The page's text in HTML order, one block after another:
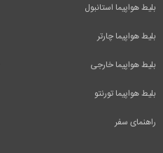
بلیط هواپیما استانبول
بلیط هواپیما چارتر
بلیط هواپیما خارجی
بلیط هواپیما تورنتو
راهنمای سفر